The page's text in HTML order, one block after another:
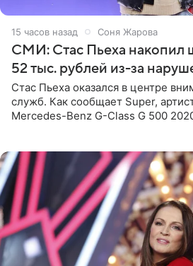
15 часов назад Соня Жарова
СМИ: Стас Пьеха накопил
52 тыс. рублей из-за
Стас Пьеха оказался в центре
служб. Как сообщает Super,
Mercedes-Benz G-Class G 500